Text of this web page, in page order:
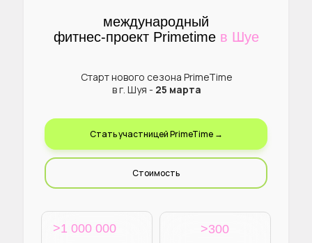
международный
фитнес-проект Primetime в Шуе
Стать участницей PrimeTime →
Старт нового сезона PrimeTime
в г. Шуя - 25 марта
Стоимость
>300
>1 000 000